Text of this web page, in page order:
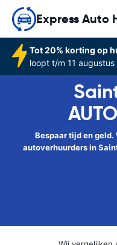
Express Auto
Tot 20% korting op
loopt t/m 11
Bespaar tijd en
autoverhuurders in